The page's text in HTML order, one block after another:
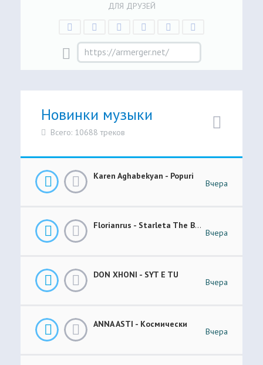
ДЛЯ ДРУЗЕЙ
Новинки музыки
Всего: 10688 треков
Karen Aghabekyan - Popuri
Вчера
Florianrus - Starleta The Bar Session
Вчера
DON XHONI - SYT E TU
Вчера
ANNA ASTI - Космически
Вчера